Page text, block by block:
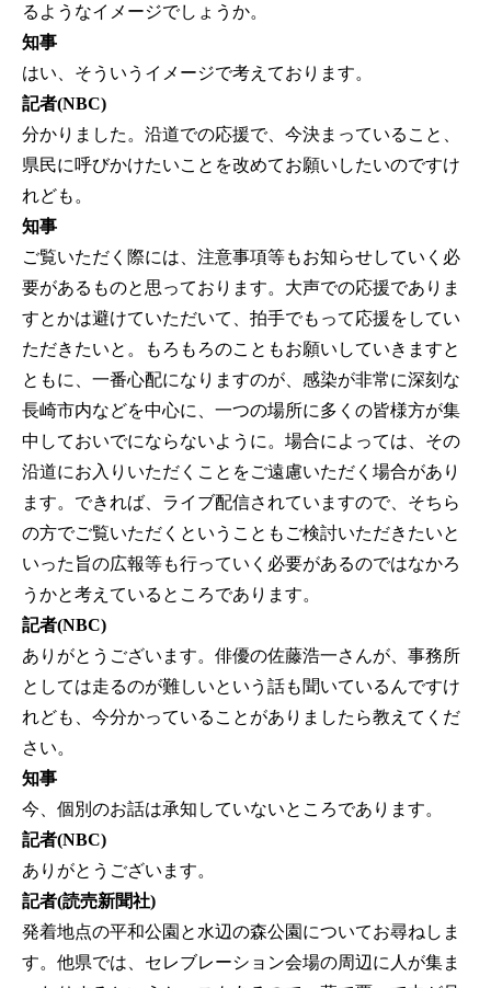
るようなイメージでしょうか。
知事
はい、そういうイメージで考えております。
記者(NBC)
分かりました。沿道での応援で、今決まっていること、
県民に呼びかけたいことを改めてお願いしたいのですけ
れども。
知事
ご覧いただく際には、注意事項等もお知らせしていく必
要があるものと思っております。大声での応援でありま
すとかは避けていただいて、拍手でもって応援をしてい
ただきたいと。もろもろのこともお願いしていきますと
ともに、一番心配になりますのが、感染が非常に深刻な
長崎市内などを中心に、一つの場所に多くの皆様方が集
中しておいでにならないように。場合によっては、その
沿道にお入りいただくことをご遠慮いただく場合があり
ます。できれば、ライブ配信されていますので、そちら
の方でご覧いただくということもご検討いただきたいと
いった旨の広報等も行っていく必要があるのではなかろ
うかと考えているところであります。
記者(NBC)
ありがとうございます。俳優の佐藤浩一さんが、事務所
としては走るのが難しいという話も聞いているんですけ
れども、今分かっていることがありましたら教えてくだ
さい。
知事
今、個別のお話は承知していないところであります。
記者(NBC)
ありがとうございます。
記者(読売新聞社)
発着地点の平和公園と水辺の森公園についてお尋ねしま
す。他県では、セレブレーション会場の周辺に人が集ま